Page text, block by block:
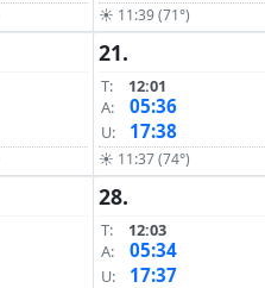
☀ 11:39 (71°)
21.
T:
12:01
A:
05:36
U: 17:38
☀ 11:37 (74°)
28.
T:
12:03
A:
05:34
U: 17:37